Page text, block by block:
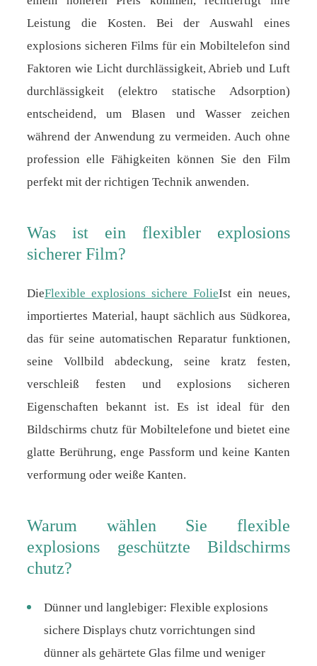
Leistung die Kosten. Bei der Auswahl eines
explosions sicheren Films für ein Mobiltelefon sind
Faktoren wie Licht durchlässigkeit, Abrieb und Luft
durchlässigkeit (elektro statische Adsorption)
entscheidend, um Blasen und Wasser zeichen
während der Anwendung zu vermeiden. Auch ohne
profession elle Fähigkeiten können Sie den Film
perfekt mit der richtigen Technik anwenden.
Was ist ein flexibler explosions
sicherer Film?
DieFlexible explosions sichere FolieIst ein neues,
importiertes Material, haupt sächlich aus Südkorea,
das für seine automatischen Reparatur funktionen,
seine Vollbild abdeckung, seine kratz festen,
verschleiß festen und explosions sicheren
Eigenschaften bekannt ist. Es ist ideal für den
Bildschirms chutz für Mobiltelefone und bietet eine
glatte Berührung, enge Passform und keine Kanten
verformung oder weiße Kanten.
Warum wählen Sie flexible
explosions geschützte Bildschirms
chutz?
Dünner und langlebiger: Flexible explosions
sichere Displays chutz vorrichtungen sind
dünner als gehärtete Glas filme und weniger